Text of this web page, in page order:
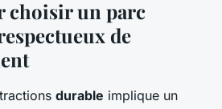
choisir un parc
de
durable implique un